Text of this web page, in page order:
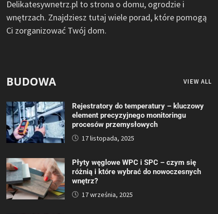
Delikatesywnetrz.pl to strona o domu, ogrodzie i
wnętrzach. Znajdziesz tutaj wiele porad, które pomogą
Ci zorganizować Twój dom.
BUDOWA VIEW ALL
Rejestratory do temperatury – kluczowy
element precyzyjnego monitoringu
procesów przemysłowych
17 listopada, 2025
Płyty węglowe WPC i SPC – czym się
różnią i które wybrać do nowoczesnych
wnętrz?
17 września, 2025